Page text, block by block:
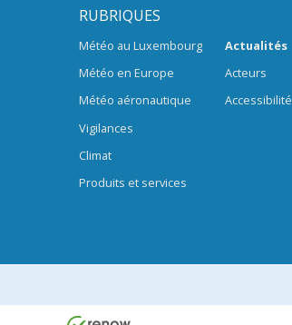
RUBRIQUES
Météo au Luxembourg
Météo en Europe
Météo aéronautique
Vigilances
Climat
Produits et services
Actualités
Acteurs
Accessibilité